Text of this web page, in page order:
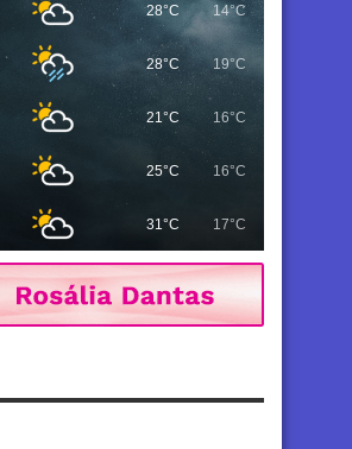
28°C 14°C
28°C 19°C
21°C 16°C
25°C 16°C
31°C 17°C